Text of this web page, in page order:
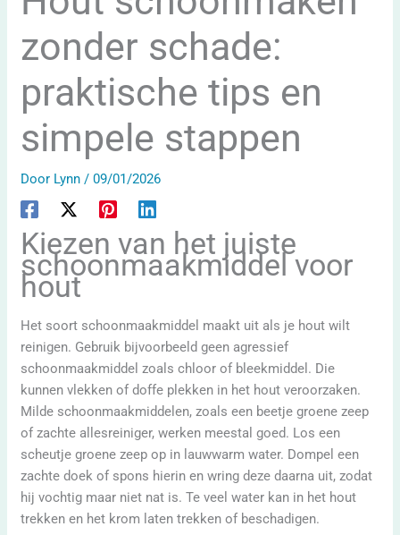
zonder schade:
praktische tips en
simpele stappen
Door Lynn/09/01/2026
Kiezen van het juiste
schoonmaakmiddel voor
hout
Het soort schoonmaakmiddel maakt uit als je hout wilt
reinigen. Gebruik bijvoorbeeld geen agressief
schoonmaakmiddel zoals chloor of bleekmiddel. Die
kunnen vlekken of doffe plekken in het hout veroorzaken.
Milde schoonmaakmiddelen, zoals een beetje groene zeep
of zachte allesreiniger, werken meestal goed. Los een
scheutje groene zeep op in lauwwarm water. Dompel een
zachte doek of spons hierin en wring deze daarna uit, zodat
hij vochtig maar niet nat is. Te veel water kan in het hout
trekken en het krom laten trekken of beschadigen.